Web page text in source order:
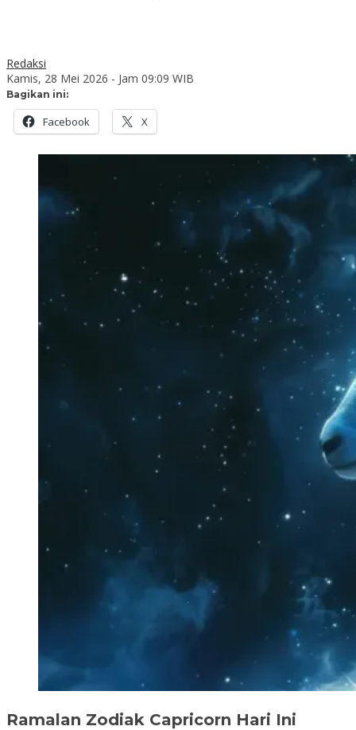
Redaksi
Kamis, 28 Mei 2026 - Jam 09:09 WIB
Bagikan ini:
Facebook X
Ramalan Zodiak Capricorn Hari Ini